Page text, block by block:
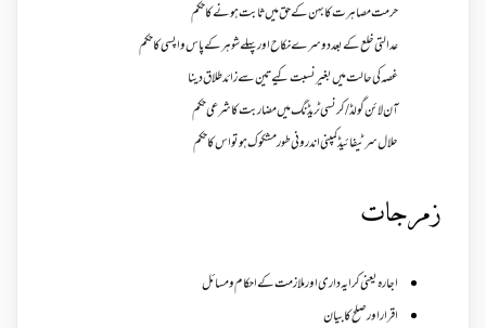
حرمت مصاہرت کا بہن کے حق میں ثابت ہونے کا حکم
عدالتی خلع کے بعد دوسرے نکاح اور پہلے شوہر کے پاس واپسی کا حکم
غصہ کی حالت میں بغیر نسبت کیے تین سے زائد طلاق دینا
آن لائن گولڈ /کرنسی ٹریڈنگ میں مضاربت کا شرعی حکم
حلال سرٹیفائیڈ کمپنی اندرونی طور مشکوک ہو تو اس کا حکم
زمرجات
اجارہ یعنی کرایہ داری اور ملازمت کے احکام و مسائل
اقرار اور صلح کا بیان